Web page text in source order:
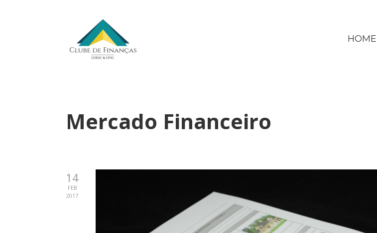
HOME
Mercado Financeiro
14
FEB
2017